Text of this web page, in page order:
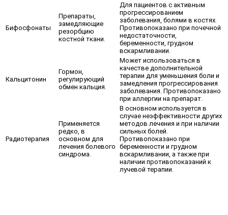
Бифосфонаты
Препараты,
замедляющие
резорбцию
костной ткани.
Для пациентов с активным
прогрессированием
заболевания, болями в костях.
Противопоказано при почечной
недостаточности,
беременности, грудном
вскармливании.
Кальцитонин
Гормон,
регулирующий
обмен кальция.
Может использоваться в
качестве дополнительной
терапии для уменьшения боли и
замедления прогрессирования
заболевания. Противопоказано
при аллергии на препарат.
Радиотерапия
Применяется
редко, в
основном для
лечения болевого
синдрома.
В основном используется в
случае неэффективности других
методов лечения и при наличии
сильных болей.
Противопоказано при
беременности и грудном
вскармливании, а также при
наличии противопоказаний к
лучевой терапии.